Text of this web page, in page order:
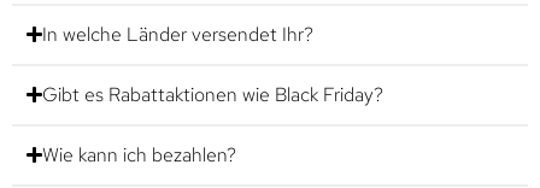
In welche Länder versendet Ihr?
Gibt es Rabattaktionen wie Black Friday?
Wie kann ich bezahlen?